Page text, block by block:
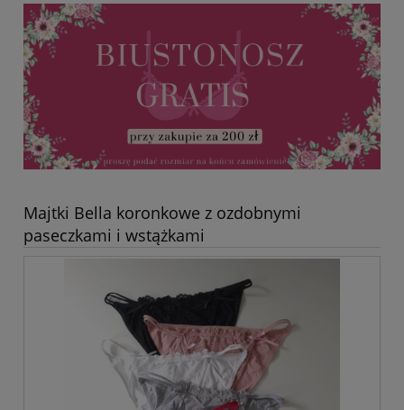
Majtki Bella koronkowe z ozdobnymi
paseczkami i wstążkami